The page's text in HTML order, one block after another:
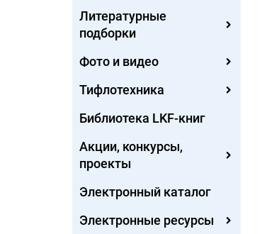
Литературные
подборки
Фото и видео
Тифлотехника
Библиотека LKF-книг
Акции, конкурсы,
проекты
Электронный каталог
Электронные ресурсы